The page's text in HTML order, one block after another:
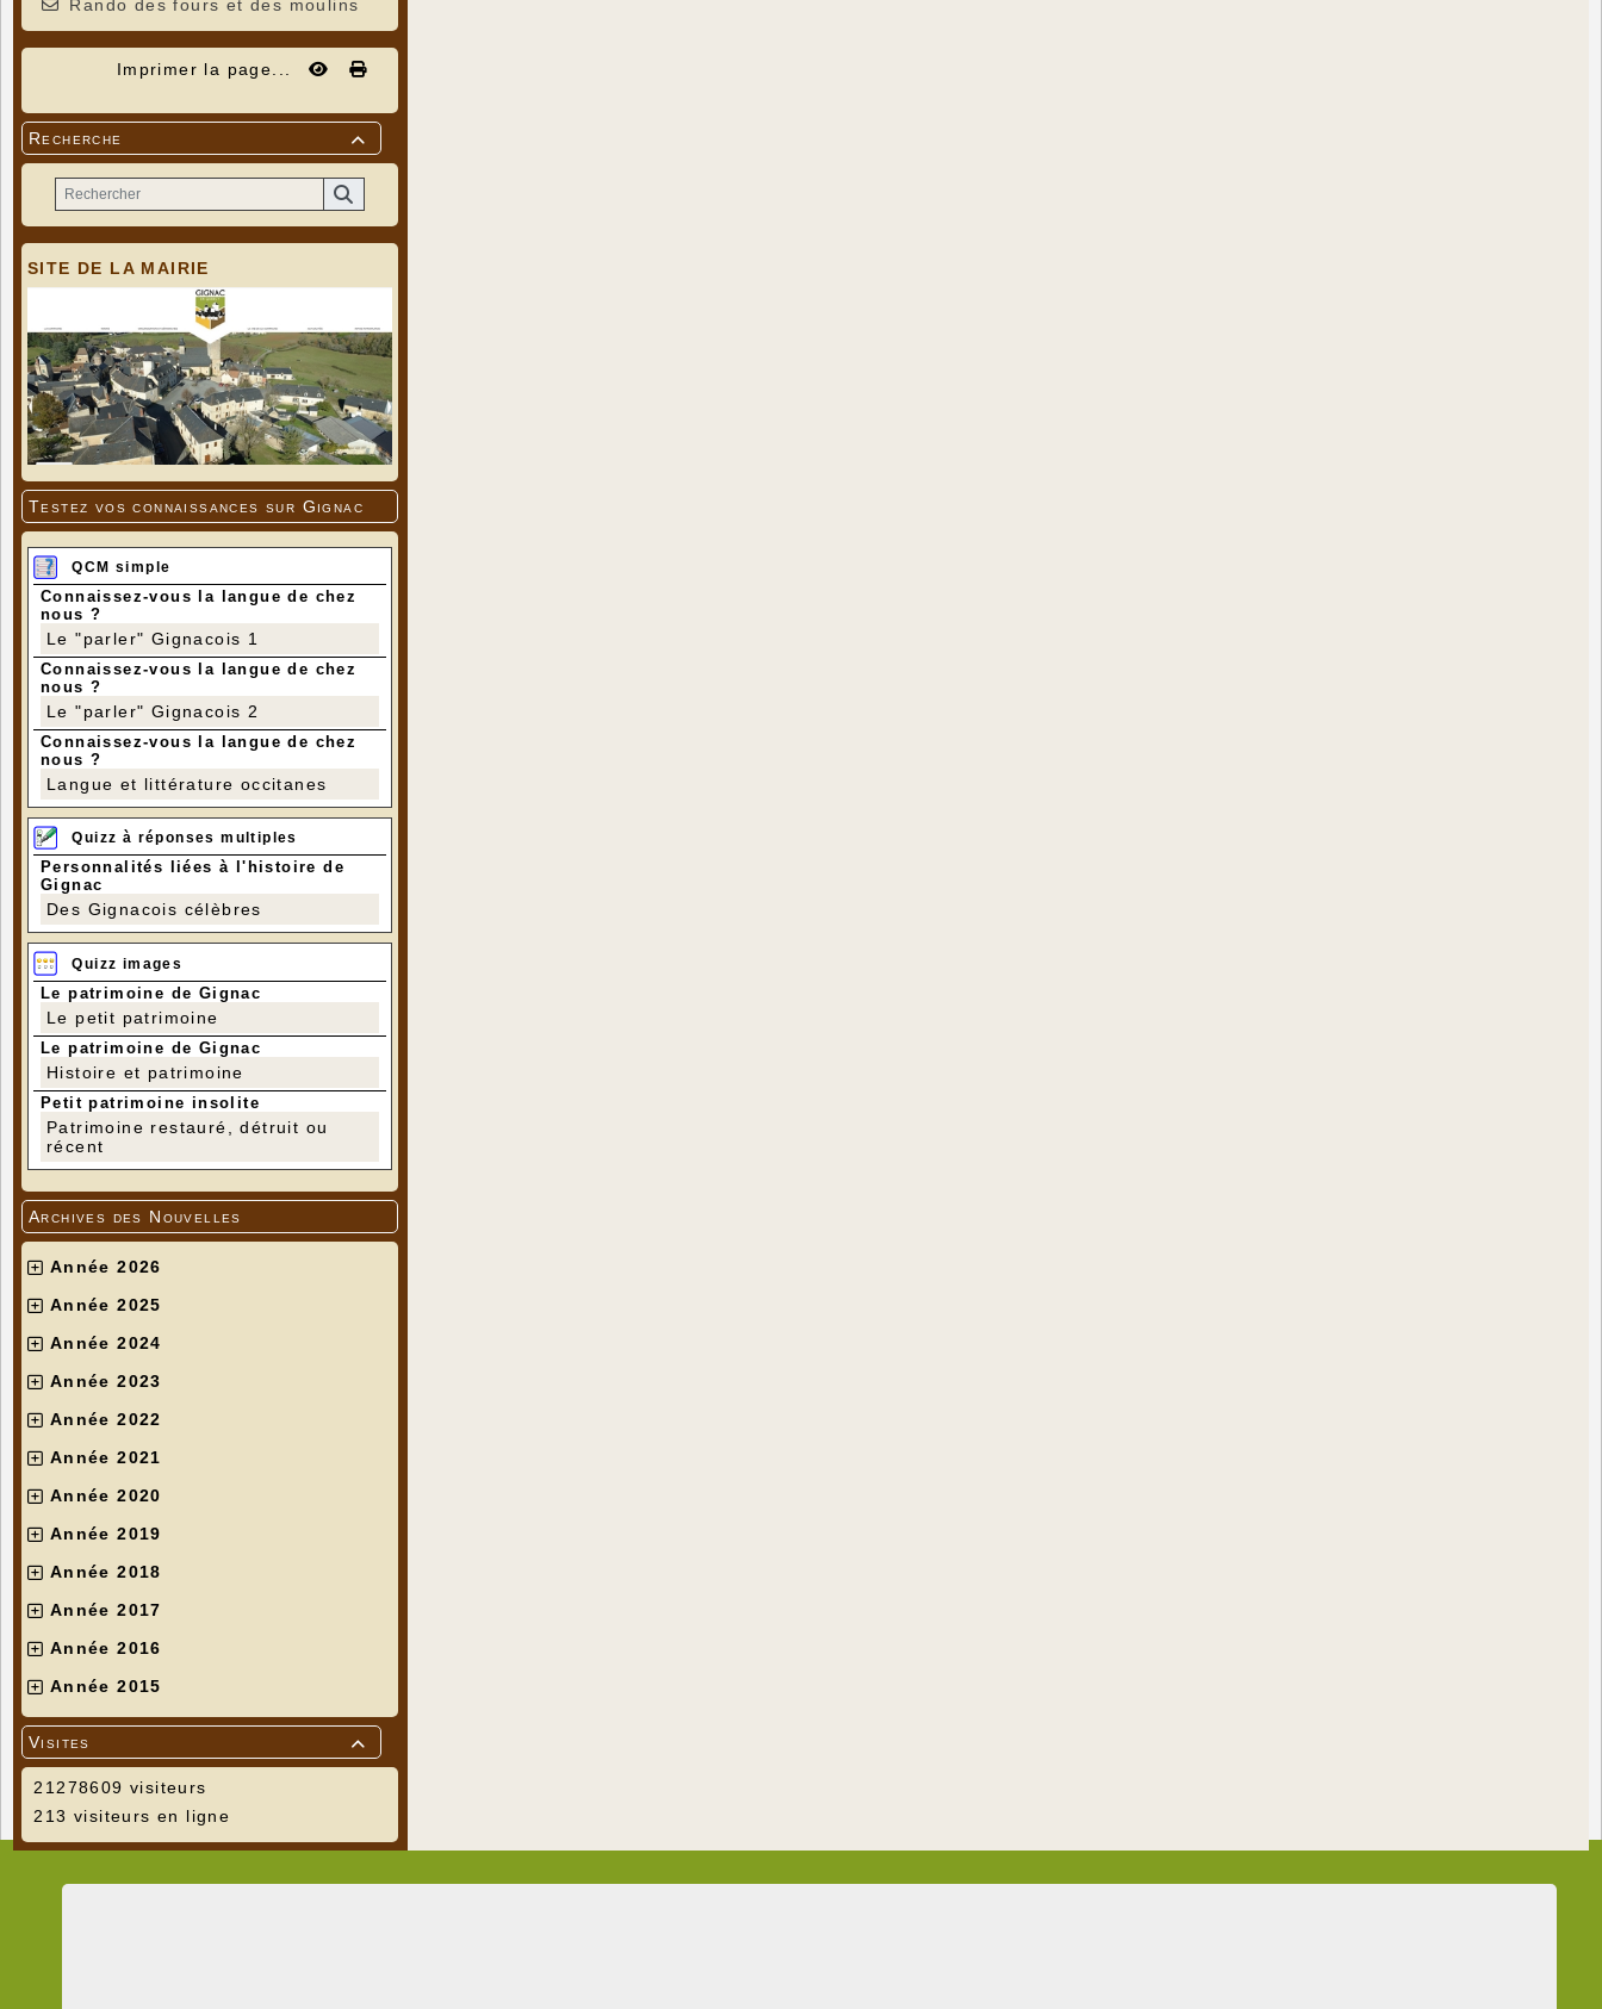
Rando des fours et des moulins
Imprimer la page...

Recherche
SITE DE LA MAIRIE
Testez vos connaissances sur Gignac
QCM simple
Connaissez-vous la langue de chez
nous ?
Le "parler" Gignacois 1
Connaissez-vous la langue de chez
nous ?
Le "parler" Gignacois 2
Connaissez-vous la langue de chez
nous ?
Langue et littérature occitanes
Quizz à réponses multiples
Personnalités liées à l'histoire de
Gignac
Des Gignacois célèbres
Quizz images
Le patrimoine de Gignac
Le petit patrimoine
Le patrimoine de Gignac
Histoire et patrimoine
Petit patrimoine insolite
Patrimoine restauré, détruit ou
récent
Archives des Nouvelles
Année 2026
Année 2025
Année 2024
Année 2023
Année 2022
Année 2021
Année 2020
Année 2019
Année 2018
Année 2017
Année 2016
Année 2015

Visites
21278609 visiteurs
213 visiteurs en ligne